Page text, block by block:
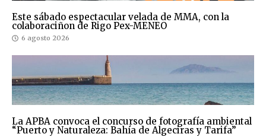
Este sábado espectacular velada de MMA, con la
colaboraciñon de Rigo Pex-MENEO
6 agosto 2026
La APBA convoca el concurso de fotografía ambiental
“Puerto y Naturaleza: Bahía de Algeciras y Tarifa”